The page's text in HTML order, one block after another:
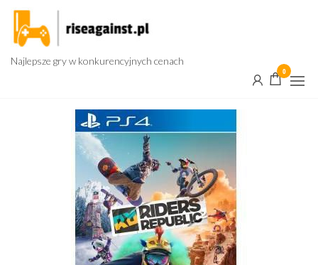
Przejdź
treści
Najlepsze gry w konkurencyjnych cenach
0